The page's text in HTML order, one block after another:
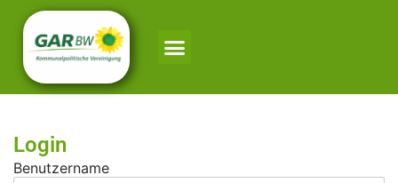
Login
Benutzername